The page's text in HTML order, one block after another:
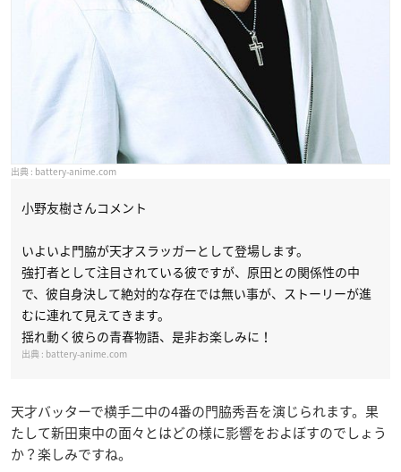
battery-anime.com
小野友樹さんコメント
いよいよ門脇が天才スラッガーとして登場します。
強打者として注目されている彼ですが、原田との関係性の中
で、彼自身決して絶対的な存在では無い事が、ストーリーが進
むに連れて見えてきます。
揺れ動く彼らの青春物語、是非お楽しみに！
battery-anime.com
天才バッターで横手二中の4番の門脇秀吾を演じられます。果
たして新田東中の面々とはどの様に影響をおよぼすのでしょう
か？楽しみですね。